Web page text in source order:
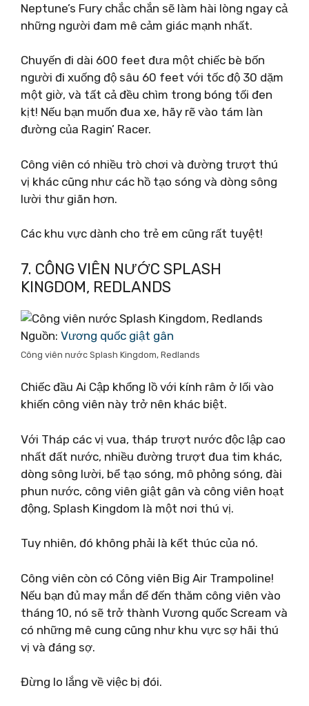
Neptune’s Fury chắc chắn sẽ làm hài lòng ngay cả
những người đam mê cảm giác mạnh nhất.
Chuyến đi dài 600 feet đưa một chiếc bè bốn
người đi xuống độ sâu 60 feet với tốc độ 30 dặm
một giờ, và tất cả đều chìm trong bóng tối đen
kịt! Nếu bạn muốn đua xe, hãy rẽ vào tám làn
đường của Ragin’ Racer.
Công viên có nhiều trò chơi và đường trượt thú
vị khác cũng như các hồ tạo sóng và dòng sông
lười thư giãn hơn.
Các khu vực dành cho trẻ em cũng rất tuyệt!
7. CÔNG VIÊN NƯỚC SPLASH
KINGDOM, REDLANDS
Nguồn: Vương quốc giật gân
Công viên nước Splash Kingdom, Redlands
Chiếc đầu Ai Cập khổng lồ với kính râm ở lối vào
khiến công viên này trở nên khác biệt.
Với Tháp các vị vua, tháp trượt nước độc lập cao
nhất đất nước, nhiều đường trượt đua tim khác,
dòng sông lười, bể tạo sóng, mô phỏng sóng, đài
phun nước, công viên giật gân và công viên hoạt
động, Splash Kingdom là một nơi thú vị.
Tuy nhiên, đó không phải là kết thúc của nó.
Công viên còn có Công viên Big Air Trampoline!
Nếu bạn đủ may mắn để đến thăm công viên vào
tháng 10, nó sẽ trở thành Vương quốc Scream và
có những mê cung cũng như khu vực sợ hãi thú
vị và đáng sợ.
Đừng lo lắng về việc bị đói.